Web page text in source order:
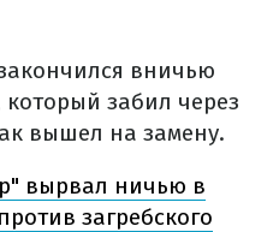
вничью
забил через
вышел на замену.
вырвал ничью в
загребского